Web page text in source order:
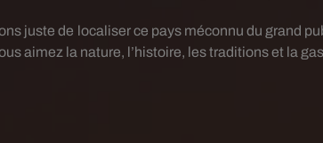
juste de localiser ce pays méconnu du grand
aimez la nature, l’histoire, les traditions et la